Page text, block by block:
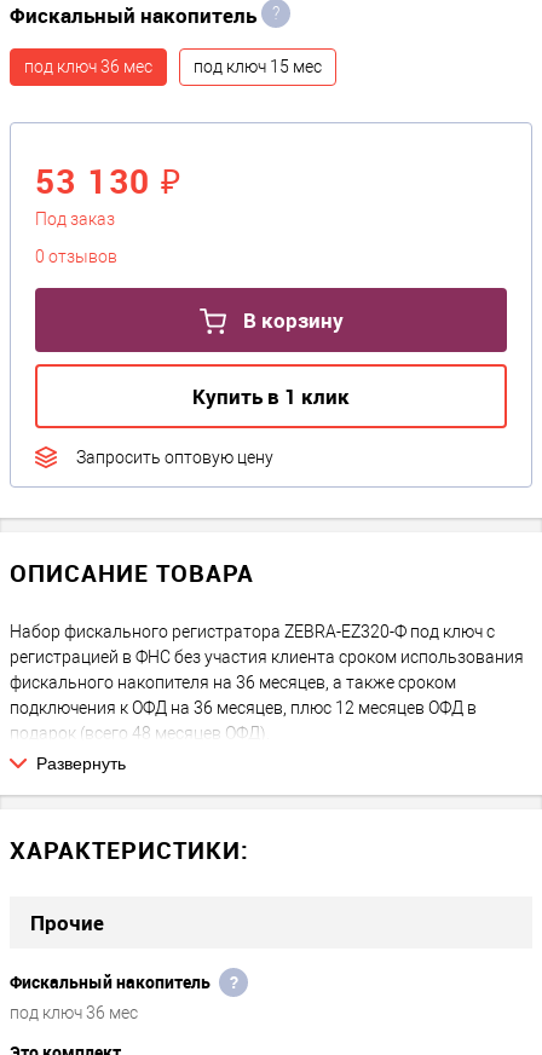
Фискальный накопитель ?
под ключ 36 мес под ключ 15 мес
53 130 ₽
Под заказ
0 отзывов
В корзину
Купить в 1 клик
Запросить оптовую цену
ОПИСАНИЕ ТОВАРА
Набор фискального регистратора ZEBRA-EZ320-Ф под ключ с
регистрацией в ФНС без участия клиента сроком использования
фискального накопителя на 36 месяцев, а также сроком
подключения к ОФД на 36 месяцев, плюс 12 месяцев ОФД в
подарок (всего 48 месяцев ОФД).
дополнительных или скрытых платежей на следующие 36
чековая лента, возможные затраты на подключение к интернету
через СИМ-карту либо WiFi.
ЧТО ПОТРЕБУЕТСЯ В БУДУЩЕМ
Через 36 месяцев работы потребуется замена ФН, а продлить
Развернуть
ХАРАКТЕРИСТИКИ:
Прочие
Фискальный накопитель ?
под ключ 36 мес